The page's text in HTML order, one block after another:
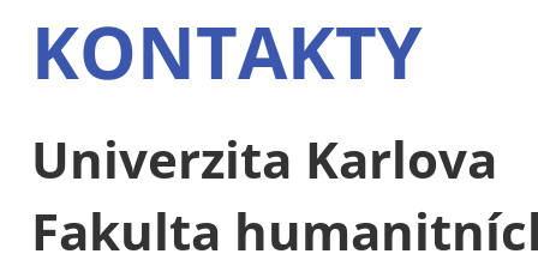
KONTAKTY
Univerzita Karlova
Fakulta